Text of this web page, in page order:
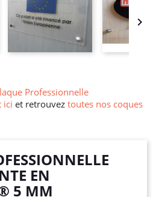

Professionnelle
ici et retrouvez toutes nos coques
EN
5 MM